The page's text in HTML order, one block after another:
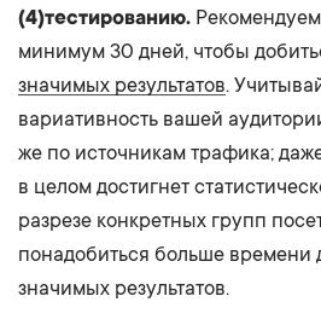
(4)тестированию. Рекомендуем
минимум 30 дней, чтобы
значимых результатов.
вариативность вашей
же по источникам трафика;
в целом достигнет
разрезе конкретных групп
понадобиться больше времени
значимых результатов.